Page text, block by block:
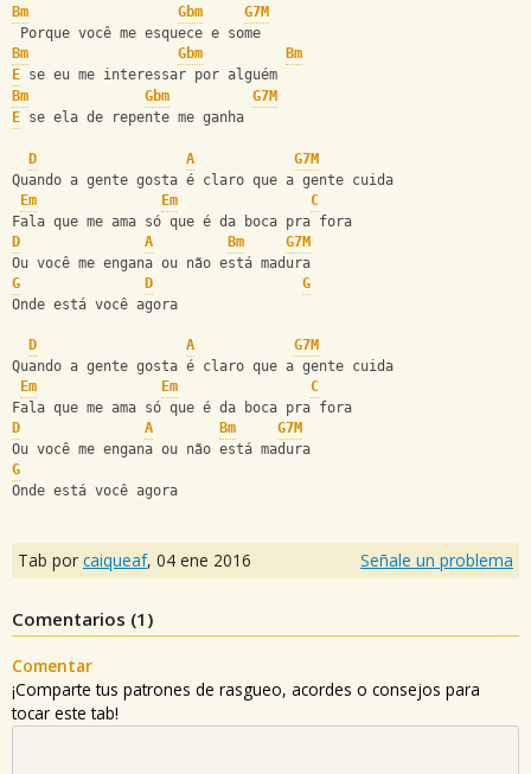
Bm
Gbm
G7M
Porque você me esquece e some
Bm
Gbm
Bm
E se eu me interessar por alguém
Bm
Gbm
G7M
E se ela de repente me ganha
D A
G7M
Quando a gente gosta é claro que a gente cuida
Em
Em
C
Fala que me ama só que é da boca pra fora
D
A Bm
G7M
Ou você me engana ou não está madura
G
D
G
Onde está você agora
D A
G7M
Quando a gente gosta é claro que a gente cuida
Em
Em
C
Fala que me ama só que é da boca pra fora
D
A Bm
G7M
Ou você me engana ou não está madura
G
Onde está você agora
Tab por caiqueaf, 04 ene 2016 Señale un problema
Comentarios (1 )
Comentar
¡Comparte tus patrones de rasgueo, acordes o consejos para
tocar este tab!